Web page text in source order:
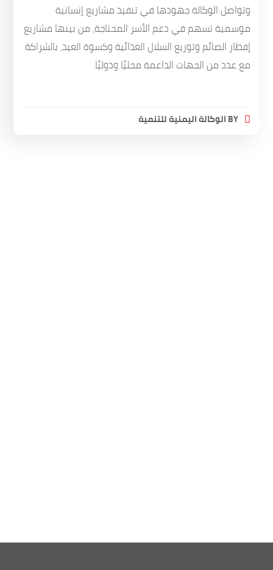
وتواصل الوكالة جهودها في تنفيذ مشاريع إنسانية
موسمية تسهم في دعم الأسر المحتاجة، من بينها مشاريع
إفطار الصائم وتوزيع السلال الغذائية وكسوة العيد، بالشراكة
مع عدد من الجهات الداعمة محليًا ودوليًا.
BYالوكالة اليمنية للتنمية